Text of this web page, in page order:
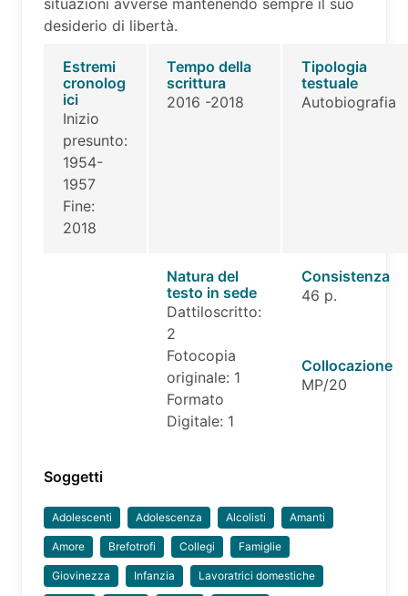
desiderio di libertà.
Estremi
cronolog
ici
Inizio
presunto:
1954-
1957
Fine:
2018
Tempo della
scrittura
2016 -2018
Tipologia
testuale
Autobiografia
Natura del
testo in sede
Dattiloscritto:
2
Fotocopia
originale: 1
Formato
Digitale: 1
Consistenza
46 p.
Collocazione
MP/20
Soggetti
Adolescenti Adolescenza Alcolisti Amanti
Amore Brefotrofi Collegi Famiglie
Giovinezza Infanzia Lavoratrici domestiche